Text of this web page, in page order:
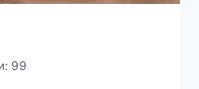
99